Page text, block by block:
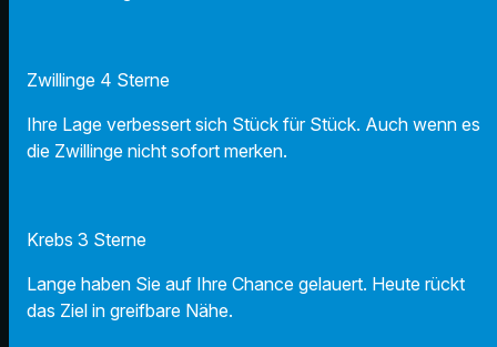
Zwillinge 4 Sterne
Ihre Lage verbessert sich Stück für Stück. Auch wenn es
die Zwillinge nicht sofort merken.
Krebs 3 Sterne
Lange haben Sie auf Ihre Chance gelauert. Heute rückt
das Ziel in greifbare Nähe.